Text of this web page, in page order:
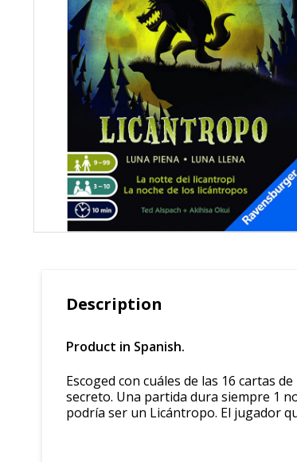
Description
Product in Spanish.
Escoged con cuáles de las 16 cartas
secreto. Una partida dura siempre 1
podría ser un Licántropo. El jugador